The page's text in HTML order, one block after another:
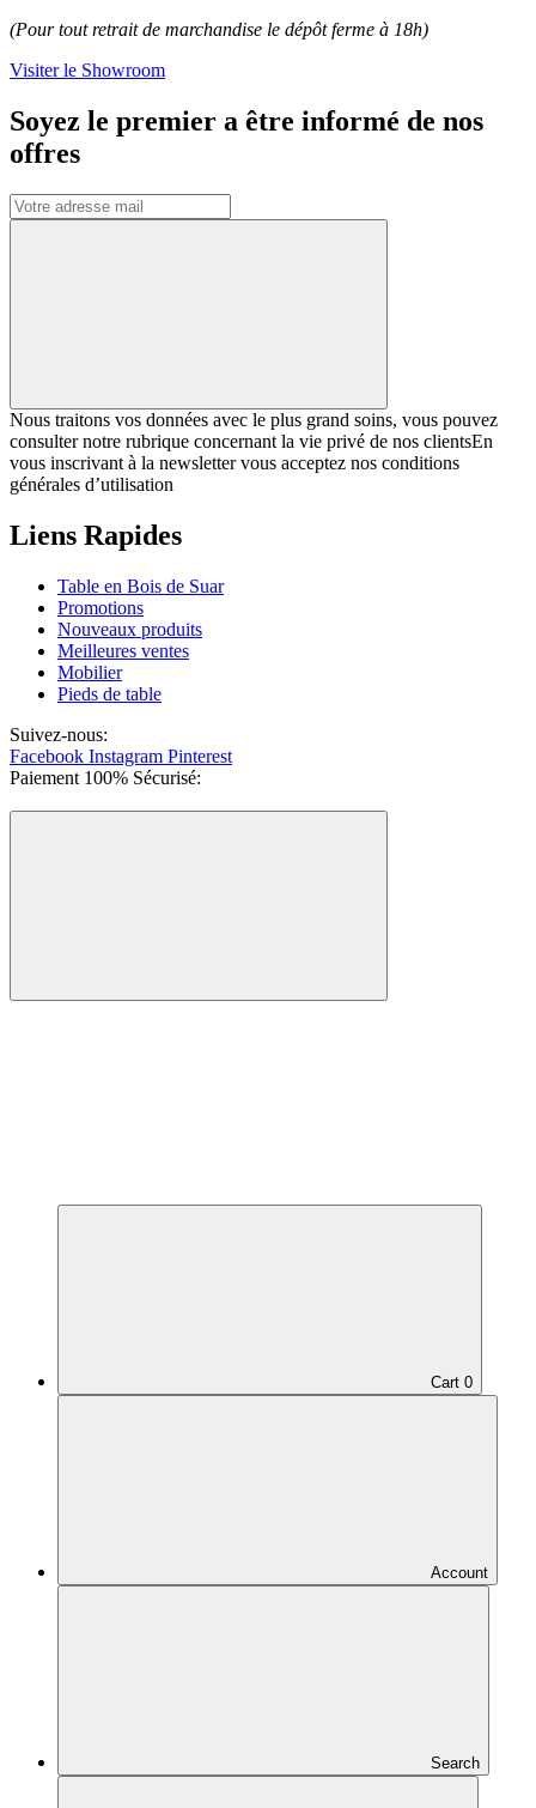
(Pour tout retrait de marchandise le dépôt ferme à 18h)
Visiter le Showroom
Soyez le premier a être informé de nos
offres
Nous traitons vos données avec le plus grand soins, vous pouvez
consulter notre rubrique concernant la vie privé de nos clientsEn
vous inscrivant à la newsletter vous acceptez nos conditions
générales d’utilisation
Liens Rapides
Table en Bois de Suar
Promotions
Nouveaux produits
Meilleures ventes
Mobilier
Pieds de table
Suivez-nous:
Facebook Instagram Pinterest
Paiement 100% Sécurisé:
Cart 0
Account
Search